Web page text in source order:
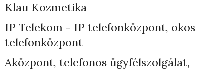
Klau Kozmetika
IP Telekom - IP telefonközpont, okos
telefonközpont
Aközpont, telefonos ügyfélszolgálat,